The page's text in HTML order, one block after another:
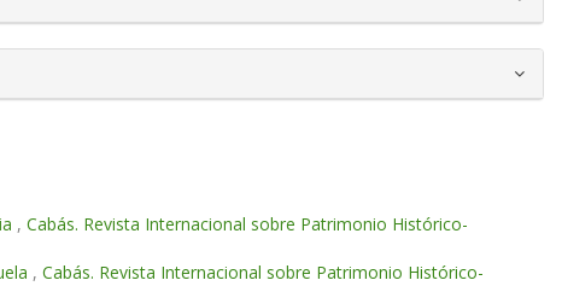
, Cabás. Revista Internacional sobre Patrimonio Histórico-
, Cabás. Revista Internacional sobre Patrimonio Histórico-